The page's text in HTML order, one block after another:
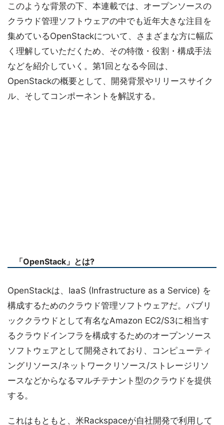
このような背景の下、本連載では、オープンソースの
クラウド管理ソフトウェアの中でも近年大きな注目を
集めているOpenStackについて、さまざまな方に幅広
く理解していただくため、その特徴・役割・構成手法
などを紹介していく。第1回となる今回は、
OpenStackの概要として、開発背景やリリースサイク
ル、そしてコンポーネントを解説する。
「OpenStack」とは?
OpenStackは、IaaS (Infrastructure as a Service) を
構成するためのクラウド管理ソフトウェアだ。パブリ
ッククラウドとして有名なAmazon EC2/S3に相当す
るクラウドインフラを構成するためのオープンソース
ソフトウェアとして開発されており、コンピューティ
ングリソース/ネットワークリソース/ストレージリソ
ースなどからなるマルチテナント型のクラウドを提供
する。
これはもともと、米Rackspaceが自社開発で利用して